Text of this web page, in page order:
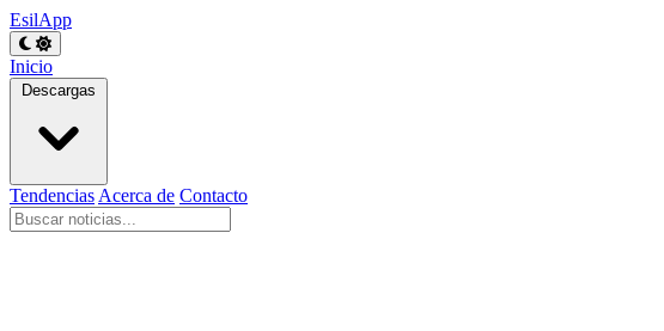
EsilApp
Inicio
Descargas
Tendencias Acerca de Contacto